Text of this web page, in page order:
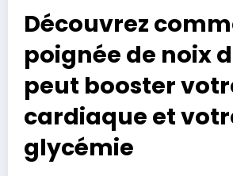
Découvrez
poignée de noix
peut booster
cardiaque et
glycémie